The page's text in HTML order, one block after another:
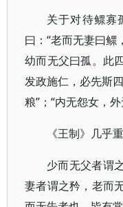
关于对待鳏寡
曰：“老而无妻曰鳏
幼而无父曰孤。此
发政施仁，必先斯
粮”；“内无怨女，
《王制》几乎
少而无父者谓
妻者谓之矜，老而